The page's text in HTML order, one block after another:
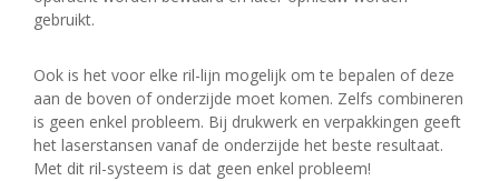
gebruikt.
Ook is het voor elke ril-lijn mogelijk om te bepalen of deze
aan de boven of onderzijde moet komen. Zelfs combineren
is geen enkel probleem. Bij drukwerk en verpakkingen geeft
het laserstansen vanaf de onderzijde het beste resultaat.
Met dit ril-systeem is dat geen enkel probleem!